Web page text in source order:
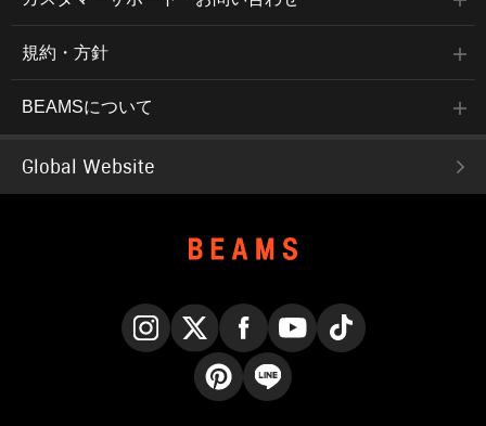
規約・方針
BEAMSについて
Global Website